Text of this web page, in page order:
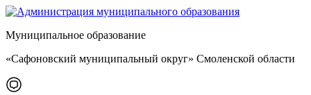
Муниципальное образование
«Сафоновский муниципальный округ» Смоленской области